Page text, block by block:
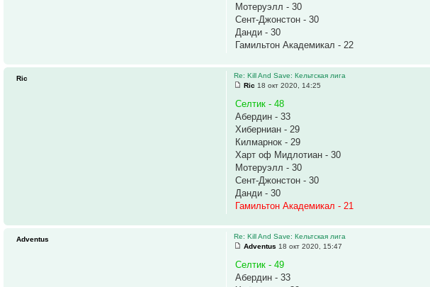
Мотеруэлл - 30
Сент-Джонстон - 30
Данди - 30
Гамильтон Академикал - 22
Re: Kill And Save: Кельтская лига
Ric 18 окт 2020, 14:25
Селтик - 48
Абердин - 33
Хиберниан - 29
Килмарнок - 29
Харт оф Мидлотиан - 30
Мотеруэлл - 30
Сент-Джонстон - 30
Данди - 30
Гамильтон Академикал - 21
Ric
Re: Kill And Save: Кельтская лига
Adventus 18 окт 2020, 15:47
Селтик - 49
Абердин - 33
Adventus